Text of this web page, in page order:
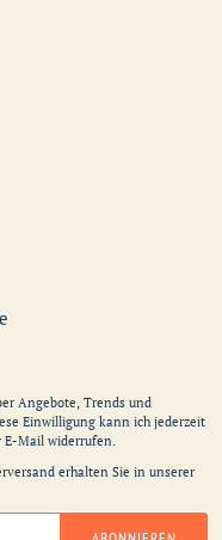
Angebote, Trends und
Einwilligung kann ich jederzeit
E-Mail widerrufen.
erhalten Sie in unserer